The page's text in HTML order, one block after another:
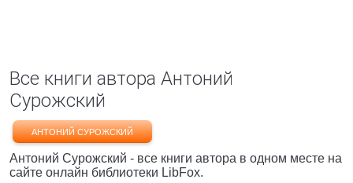
Все книги автора Антоний
Сурожский
АНТОНИЙ СУРОЖСКИЙ
Антоний Сурожский - все книги автора в одном месте на
сайте онлайн библиотеки LibFox.